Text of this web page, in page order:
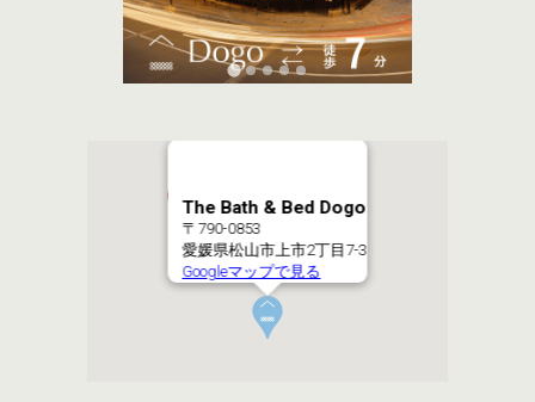
The Bath & Bed Dogo
〒790-0853
愛媛県松山市上市2丁目7-3
Googleマップで見る